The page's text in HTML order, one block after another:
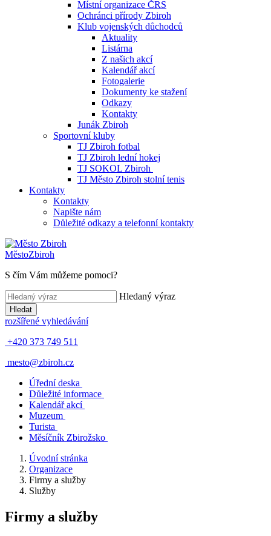
Místní organizace ČRS
Ochránci přírody Zbiroh
Klub vojenských důchodců
Aktuality
Listárna
Z našich akcí
Kalendář akcí
Fotogalerie
Dokumenty ke stažení
Odkazy
Kontakty
Junák Zbiroh
Sportovní kluby
TJ Zbiroh fotbal
TJ Zbiroh lední hokej
TJ SOKOL Zbiroh
TJ Město Zbiroh stolní tenis
Kontakty
Kontakty
Napište nám
Důležité odkazy a telefonní kontakty
MěstoZbiroh
S čím Vám můžeme pomoci?
Hledaný výraz
Hledat
rozšířené vyhledávání
+420 373 749 511
mesto@zbiroh.cz
Úřední deska
Důležité informace
Kalendář akcí
Muzeum
Turista
Měsíčník Zbirožsko
Úvodní stránka
Organizace
Firmy a služby
Služby
Firmy a služby